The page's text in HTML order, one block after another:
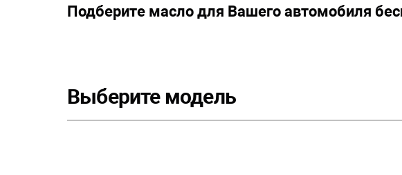
Подберите масло для Вашего автомобиля
Выберите модель